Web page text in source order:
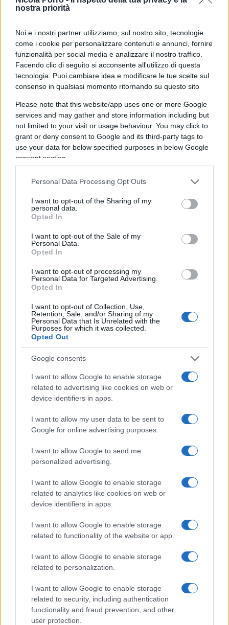
nostra priorità
Noi e i nostri partner utilizziamo, sul nostro sito, tecnologie
come i cookie per personalizzare contenuti e annunci, fornire
funzionalità per social media e analizzare il nostro traffico.
Facendo clic di seguito si acconsente all'utilizzo di questa
tecnologia. Puoi cambiare idea e modificare le tue scelte sul
consenso in qualsiasi momento ritornando su questo sito
Please note that this website/app uses one or more Google
services and may gather and store information including but
not limited to your visit or usage behaviour. You may click to
grant or deny consent to Google and its third-party tags to
use your data for below specified purposes in below Google
consent section.
Personal Data Processing Opt Outs
I want to opt-out of the Sharing of my
personal data.
Opted In
I want to opt-out of the Sale of my
Personal Data.
Opted In
I want to opt-out of processing my
Personal Data for Targeted Advertising.
Opted In
I want to opt-out of Collection, Use,
Retention, Sale, and/or Sharing of my
Personal Data that Is Unrelated with the
Purposes for which it was collected.
Opted Out
Google consents
I want to allow Google to enable storage
related to advertising like cookies on web or
device identifiers in apps.
I want to allow my user data to be sent to
Google for online advertising purposes.
I want to allow Google to send me
personalized advertising.
I want to allow Google to enable storage
related to analytics like cookies on web or
device identifiers in apps.
I want to allow Google to enable storage
related to functionality of the website or app.
I want to allow Google to enable storage
related to personalization.
I want to allow Google to enable storage
related to security, including authentication
functionality and fraud prevention, and other
user protection.
essere troppo anche per un autocrate come lui.
“ricostruire” dopo una industria in quella che sarà
d’ora in poi una città russa. O forse, come ipotizza
Toni Capuozzo, potrebbe esserci dell’altro. Cosa?
“Ieri è uscita una delegazione dell’Azov a
parlamentare – si chiede il giornalista – ma non
essendoci più civili, cosa trattiene i russi dal fare
tabula rasa? E cosa trattano i miliziani?”. La
risposta, non certificata, potrebbe essere questa:
“La voce più volte ripetuta è che lì sotto potrebbe
esserci un laboratorio chimico e decine di uomini
che non sono ucraini, e che sarebbero occidentali.
Potrebbe essere una voce messa in giro dalla
propaganda russa, ovviamente…”.
“moneta di scambio”. Qualcosa “di più prezioso”,
come la presenza i americani o inglesi che non
dovrebbero essere all’Azovstal.
#UCRAINA
Leggi i commenti
SEDUTE SATIRICHE
Tutta la differenza tra Ceuta e
l’emigrazione italiana negli
Non si tratta di negare il diritto d’asilo a chi ne ha
titolo, ma di riconoscere che una parte di chi
entra irregolarmente porta violenza